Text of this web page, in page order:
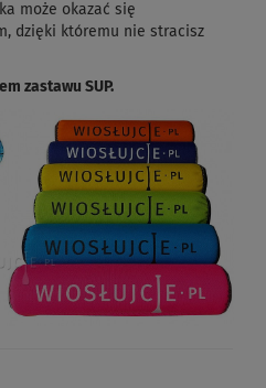
może okazać się
dzięki któremu nie stracisz
zastawu SUP.